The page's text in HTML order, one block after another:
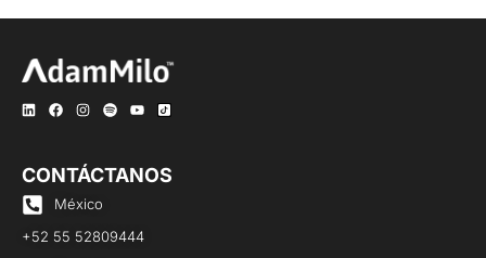
CONTÁCTANOS
México
+52 55 52809444